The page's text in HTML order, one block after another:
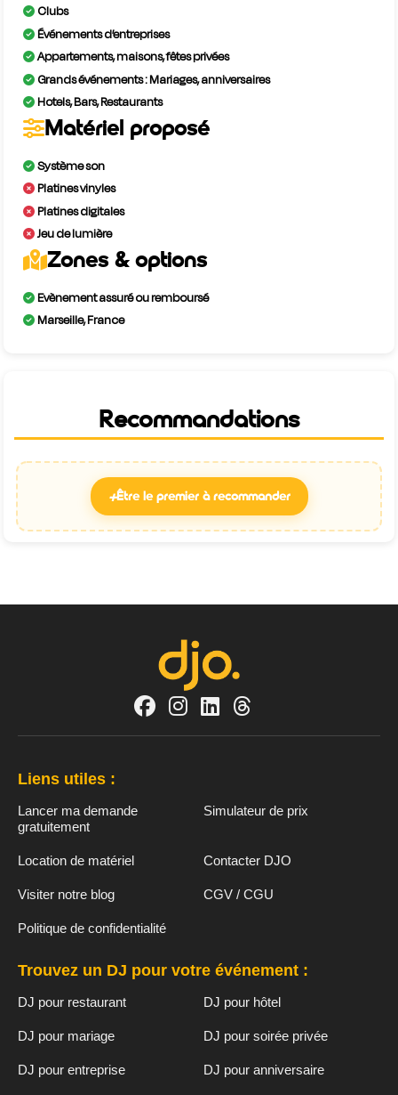
Clubs
Événements d’entreprises
Appartements, maisons, fêtes privées
Grands événements : Mariages, anniversaires
Hotels, Bars, Restaurants
Matériel proposé
Système son
Platines vinyles
Platines digitales
Jeu de lumière
Zones & options
Evènement assuré ou remboursé
Marseille, France
Recommandations
+Être le premier à recommander
Liens utiles :
Lancer ma demande
gratuitement
Simulateur de prix
Location de matériel Contacter DJO
Visiter notre blog CGV / CGU
Politique de confidentialité
Trouvez un DJ pour votre événement :
DJ pour restaurant DJ pour hôtel
DJ pour mariage DJ pour soirée privée
DJ pour entreprise DJ pour anniversaire